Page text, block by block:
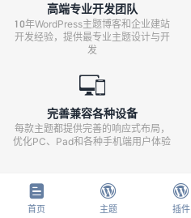
高端专业开发团队
10年WordPress主题博客和企业建站
开发经验，提供最专业主题设计与开
发

完善兼容各种设备
每款主题都提供完善的响应式布局，
优化PC、Pad和各种手机端用户体验

首页

主题

插件